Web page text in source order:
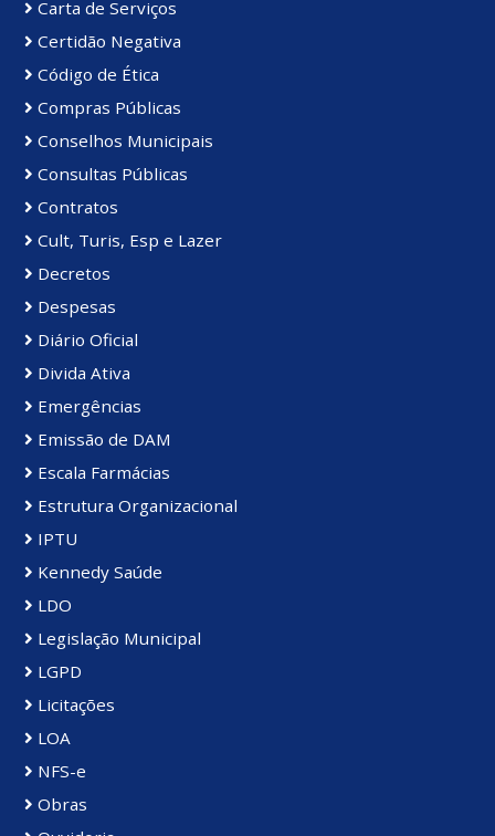
Carta de Serviços
Certidão Negativa
Código de Ética
Compras Públicas
Conselhos Municipais
Consultas Públicas
Contratos
Cult, Turis, Esp e Lazer
Decretos
Despesas
Diário Oficial
Divida Ativa
Emergências
Emissão de DAM
Escala Farmácias
Estrutura Organizacional
IPTU
Kennedy Saúde
LDO
Legislação Municipal
LGPD
Licitações
LOA
NFS-e
Obras